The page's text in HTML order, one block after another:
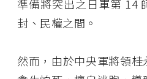
準備將突出之日軍第 14
封、民權之間。
然而，由於中央軍將領桂